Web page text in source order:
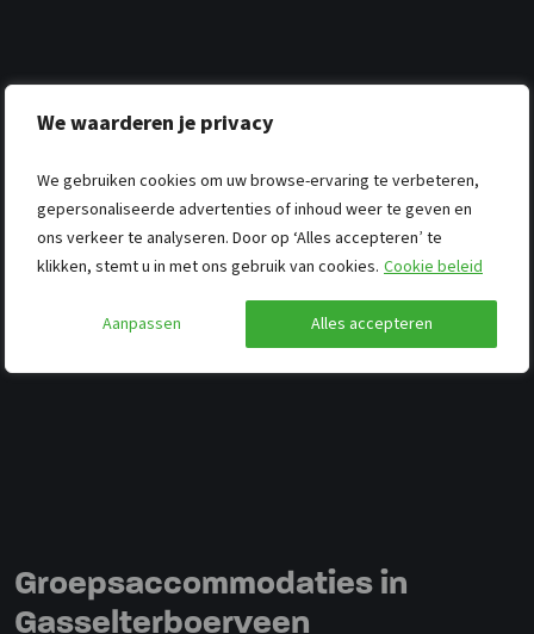
We waarderen je privacy
We gebruiken cookies om uw browse-ervaring te verbeteren,
gepersonaliseerde advertenties of inhoud weer te geven en
ons verkeer te analyseren. Door op ‘Alles accepteren’ te
klikken, stemt u in met ons gebruik van cookies. Cookie beleid
Aanpassen Alles accepteren
Groepsaccommodaties in
Gasselterboerveen